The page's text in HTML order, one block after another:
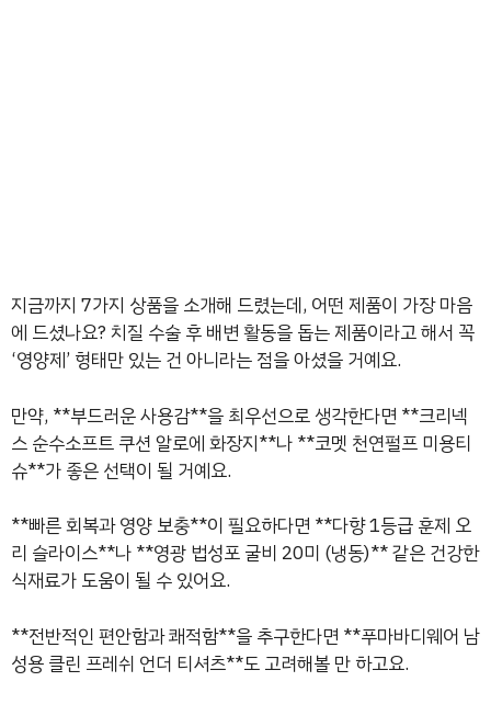
지금까지 7가지 상품을 소개해 드렸는데, 어떤 제품이 가장 마음
에 드셨나요? 치질 수술 후 배변 활동을 돕는 제품이라고 해서 꼭
‘영양제’ 형태만 있는 건 아니라는 점을 아셨을 거예요.
만약, **부드러운 사용감**을 최우선으로 생각한다면 **크리넥
스 순수소프트 쿠션 알로에 화장지**나 **코멧 천연펄프 미용티
슈**가 좋은 선택이 될 거예요.
**빠른 회복과 영양 보충**이 필요하다면 **다향 1등급 훈제 오
리 슬라이스**나 **영광 법성포 굴비 20미 (냉동)** 같은 건강한
식재료가 도움이 될 수 있어요.
**전반적인 편안함과 쾌적함**을 추구한다면 **푸마바디웨어 남
성용 클린 프레쉬 언더 티셔츠**도 고려해볼 만 하고요.